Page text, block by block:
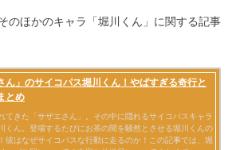
のほかのキャラ「堀川くん」に関する記事